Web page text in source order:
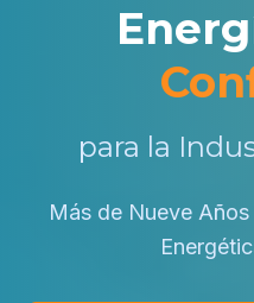
para la
Más de Nueve